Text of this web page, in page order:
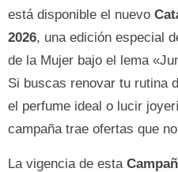
está disponible el nuevo
2026, una edición especial
de la Mujer bajo el lema
Si buscas renovar tu rutina
el perfume ideal o lucir
campaña trae ofertas que
La vigencia de esta